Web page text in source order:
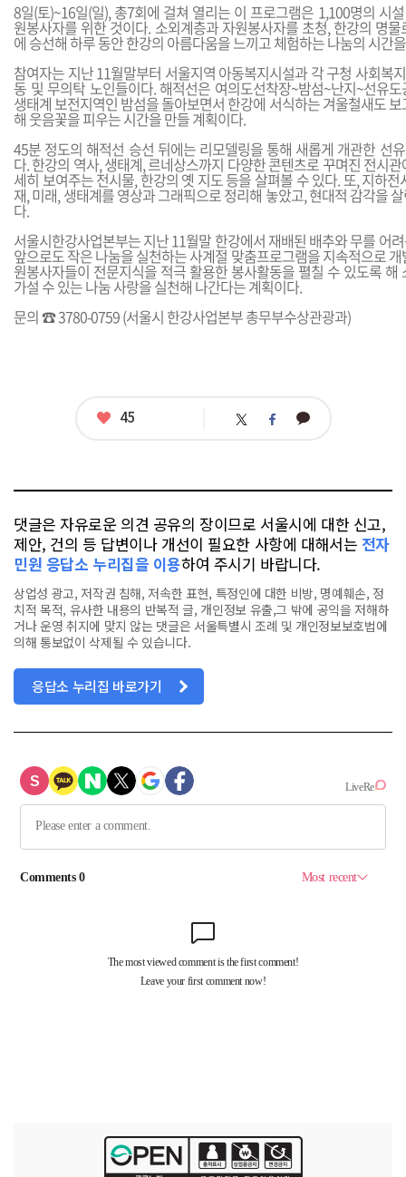
8일(토)~16일(일), 총7회에 걸쳐 열리는 이 프로그램은 1,100명의 시
원봉사자를 위한 것이다. 소외계층과 자원봉사자를 초청, 한강의 명
에 승선해 하루 동안 한강의 아름다움을 느끼고 체험하는 나눔의 시간
참여자는 지난 11월말부터 서울지역 아동복지시설과 각 구청 사회복
동 및 무의탁 노인들이다. 해적선은 여의도선착장~밤섬~난지~선유
생태계 보전지역인 밤섬을 돌아보면서 한강에 서식하는 겨울철새도
해 웃음꽃을 피우는 시간을 만들 계획이다.
45분 정도의 해적선 승선 뒤에는 리모델링을 통해 새롭게 개관한 선
다. 한강의 역사, 생태계, 르네상스까지 다양한 콘텐츠로 꾸며진 전시
세히 보여주는 전시물, 한강의 옛 지도 등을 살펴볼 수 있다. 또, 지하
재, 미래, 생태계를 영상과 그래픽으로 정리해 놓았고, 현대적 감각을
다.
서울시한강사업본부는 지난 11월말 한강에서 재배된 배추와 무를 어
앞으로도 작은 나눔을 실천하는 사계절 맞춤프로그램을 지속적으로
원봉사자들이 전문지식을 적극 활용한 봉사활동을 펼칠 수 있도록 해
가설 수 있는 나눔 사랑을 실천해 나간다는 계획이다.
문의 ☎ 3780-0759 (서울시 한강사업본부 총무부수상관광과)
좋
45 트 페 카
댓글은 자유로운 의견 공유의 장이므로 서울시에 대한 신고,
제안, 건의 등 답변이나 개선이 필요한 사항에 대해서는 전자
민원 응답소 누리집을 이용하여 주시기 바랍니다.
상업성 광고, 저작권 침해, 저속한 표현, 특정인에 대한 비방, 명예훼손, 정
치적 목적, 유사한 내용의 반복적 글, 개인정보 유출,그 밖에 공익을 저해하
거나 운영 취지에 맞지 않는 댓글은 서울특별시 조례 및 개인정보보호법에
의해 통보없이 삭제될 수 있습니다.
응답소 누리집 바로가기